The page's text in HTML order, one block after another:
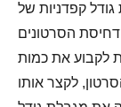
קפדניות של
הסרטונים
לקבוע את כמות
לקצר אותו